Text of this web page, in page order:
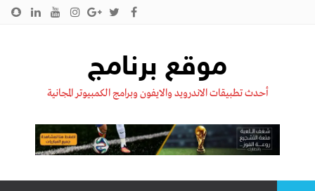
موقع برنامج
أحدث تطبيقات الاندرويد والايفون وبرامج الكمبيوتر المجانية